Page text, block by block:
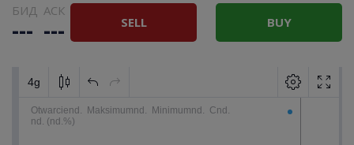
БИД
---
АСК
--- SELL BUY